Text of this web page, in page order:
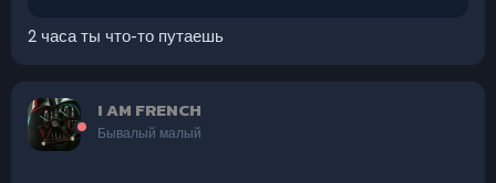
2 часа ты что-то путаешь
I AM FRENCH
Бывалый малый